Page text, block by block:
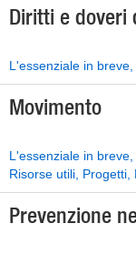
Diritti e doveri
L'essenziale in
Movimento
L'essenziale in
Risorse utili,
Prevenzione